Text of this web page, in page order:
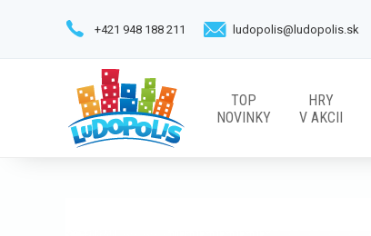
TOP
NOVINKY
HRY
V AKCII
+421 948 188 211 ludopolis@ludopolis.sk